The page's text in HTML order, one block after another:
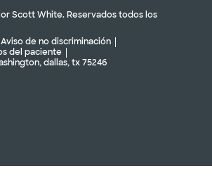
Scott White. Reservados todos los
Aviso de no discriminación
del paciente
dallas, tx 75246